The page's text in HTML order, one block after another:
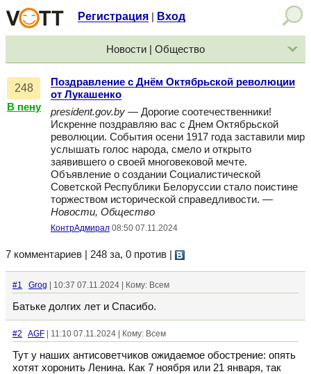
Регистрация Вход
Новости | Общество
248
В пену
Поздравление с Днём Октябрьской революции
от Лукашенко
president.gov.by — Дорогие соотечественники!
Искренне поздравляю вас с Днем Октябрьской
революции. События осени 1917 года заставили мир
услышать голос народа, смело и открыто
заявившего о своей многовековой мечте.
Объявление о создании Социалистической
Советской Республики Белоруссии стало поистине
торжеством исторической справедливости. —
Новости, Общество
КонтрАдмирал 08:50 07.11.2024
7 комментариев | 248 за, 0 против
#1 Grog | 10:37 07.11.2024 | Кому: Всем
Батьке долгих лет и Спасибо.
#2 AGF | 11:10 07.11.2024 | Кому: Всем
Тут у наших антисоветчиков ожидаемое обострение: опять
хотят хоронить Ленина. Как 7 ноября или 21 января, так